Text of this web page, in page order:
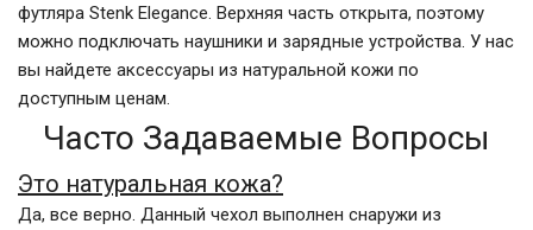
футляра Stenk Elegance. Верхняя часть открыта, поэтому
можно подключать наушники и зарядные устройства. У нас
вы найдете аксессуары из натуральной кожи по
доступным ценам.
Часто Задаваемые Вопросы
Это натуральная кожа?
Да, все верно. Данный чехол выполнен снаружи из